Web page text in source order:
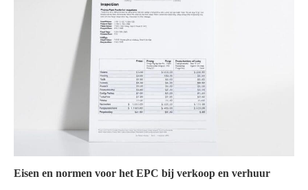
Eisen en normen voor het EPC bij verkoop en verhuur